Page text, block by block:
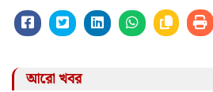
আরো খবর